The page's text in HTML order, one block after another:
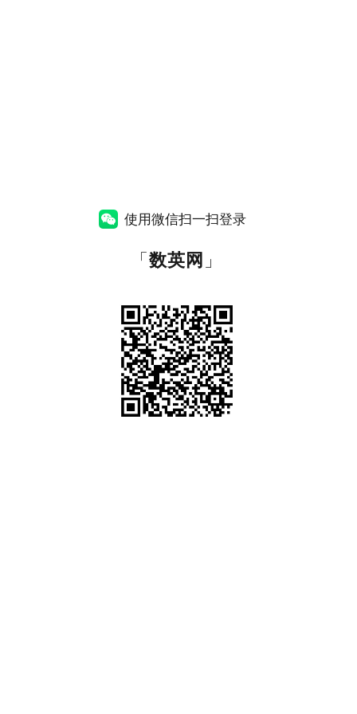
使用微信扫一扫登录
「数英网 」